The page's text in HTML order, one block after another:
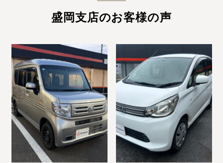
盛岡支店のお客様の声